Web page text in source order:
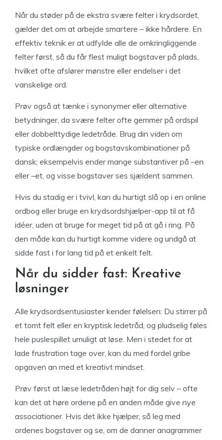
Når du støder på de ekstra svære felter i krydsordet,
gælder det om at arbejde smartere – ikke hårdere. En
effektiv teknik er at udfylde alle de omkringliggende
felter først, så du får flest muligt bogstaver på plads,
hvilket ofte afslører mønstre eller endelser i det
vanskelige ord.
Prøv også at tænke i synonymer eller alternative
betydninger, da svære felter ofte gemmer på ordspil
eller dobbelttydige ledetråde. Brug din viden om
typiske ordlængder og bogstavskombinationer på
dansk; eksempelvis ender mange substantiver på –en
eller –et, og visse bogstaver ses sjældent sammen.
Hvis du stadig er i tvivl, kan du hurtigt slå op i en online
ordbog eller bruge en krydsordshjælper-app til at få
idéer, uden at bruge for meget tid på at gå i ring. På
den måde kan du hurtigt komme videre og undgå at
sidde fast i for lang tid på et enkelt felt.
Når du sidder fast: Kreative
løsninger
Alle krydsordsentusiaster kender følelsen: Du stirrer på
et tomt felt eller en kryptisk ledetråd, og pludselig føles
hele puslespillet umuligt at løse. Men i stedet for at
lade frustration tage over, kan du med fordel gribe
opgaven an med et kreativt mindset.
Prøv først at læse ledetråden højt for dig selv – ofte
kan det at høre ordene på en anden måde give nye
associationer. Hvis det ikke hjælper, så leg med
ordenes bogstaver og se, om de danner anagrammer